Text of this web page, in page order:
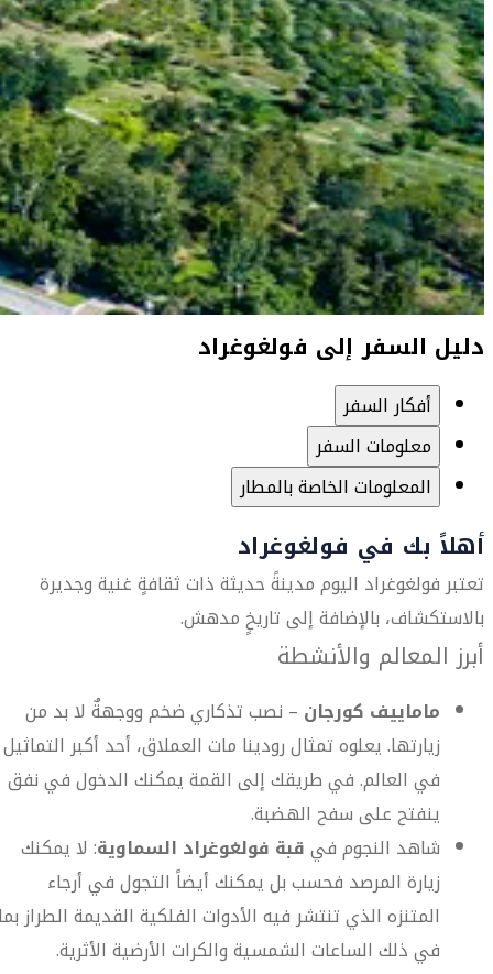
دليل السفر إلى فولغوغراد
أفكار السفر
معلومات السفر
المعلومات الخاصة بالمطار
أهلاً بك في فولغوغراد
تعتبر فولغوغراد اليوم مدينةً حديثة ذات ثقافةٍ غنية وجديرة
بالاستكشاف، بالإضافة إلى تاريخٍ مدهش.
أبرز المعالم والأنشطة
ماماييف كورجان – نصب تذكاري ضخم ووجهةٌ لا بد من
زيارتها. يعلوه تمثال رودينا مات العملاق، أحد أكبر التماثيل
في العالم. في طريقك إلى القمة يمكنك الدخول في نفق
ينفتح على سفح الهضبة.
شاهد النجوم فيقبة فولغوغراد السماوية: لا يمكنك
زيارة المرصد فحسب بل يمكنك أيضاً التجول في أرجاء
المتنزه الذي تنتشر فيه الأدوات الفلكية القديمة الطراز
في ذلك الساعات الشمسية والكرات الأرضية الأثرية.